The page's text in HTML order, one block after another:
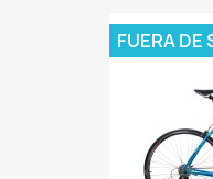
FUERA DE